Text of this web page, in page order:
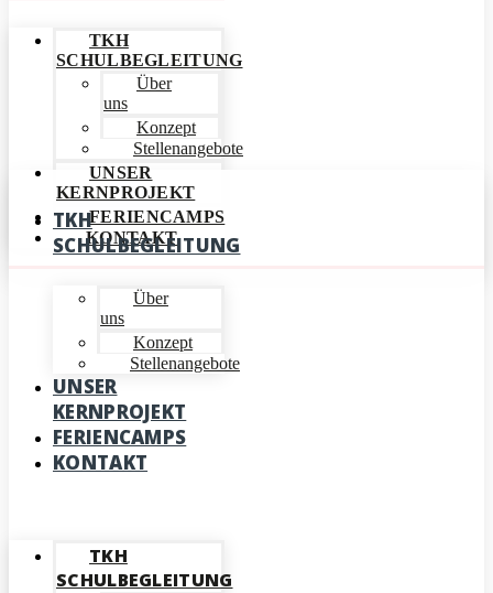
TKH
SCHULBEGLEITUNG
Über
uns
Konzept
Stellenangebote
UNSER
KERNPROJEKT
FERIENCAMPS
KONTAKT
TKH
SCHULBEGLEITUNG
Über
uns
Konzept
Stellenangebote
UNSER
KERNPROJEKT
FERIENCAMPS
KONTAKT
TKH
SCHULBEGLEITUNG